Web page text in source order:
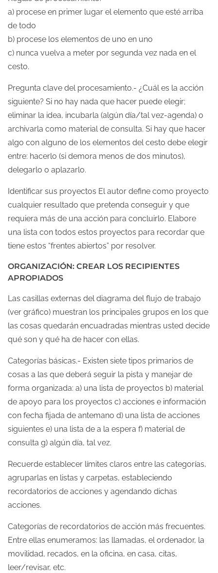
a) procese en primer lugar el elemento que esté arriba
de todo
b) procese los elementos de uno en uno
c) nunca vuelva a meter por segunda vez nada en el
cesto.
Pregunta clave del procesamiento.- ¿Cuál es la acción
siguiente? Si no hay nada que hacer puede elegir;
eliminar la idea, incubarla (algún día/tal vez-agenda) o
archivarla como material de consulta. Si hay que hacer
algo con alguno de los elementos del cesto debe elegir
entre: hacerlo (si demora menos de dos minutos),
delegarlo o aplazarlo.
Identificar sus proyectos El autor define como proyecto
cualquier resultado que pretenda conseguir y que
requiera más de una acción para concluirlo. Elabore
una lista con todos estos proyectos para recordar que
tiene estos “frentes abiertos” por resolver.
ORGANIZACIÓN: CREAR LOS RECIPIENTES
APROPIADOS
Las casillas externas del diagrama del flujo de trabajo
(ver gráfico) muestran los principales grupos en los que
las cosas quedarán encuadradas mientras usted decide
qué son y qué ha de hacer con ellas.
Categorías básicas.- Existen siete tipos primarios de
cosas a las que deberá seguir la pista y manejar de
forma organizada: a) una lista de proyectos b) material
de apoyo para los proyectos c) acciones e información
con fecha fijada de antemano d) una lista de acciones
siguientes e) una lista de a la espera f) material de
consulta g) algún día, tal vez.
Recuerde establecer límites claros entre las categorías,
agruparlas en listas y carpetas, estableciendo
recordatorios de acciones y agendando dichas
acciones.
Categorías de recordatorios de acción más frecuentes.
Entre ellas enumeramos: las llamadas, el ordenador, la
movilidad, recados, en la oficina, en casa, citas,
leer/revisar, etc.